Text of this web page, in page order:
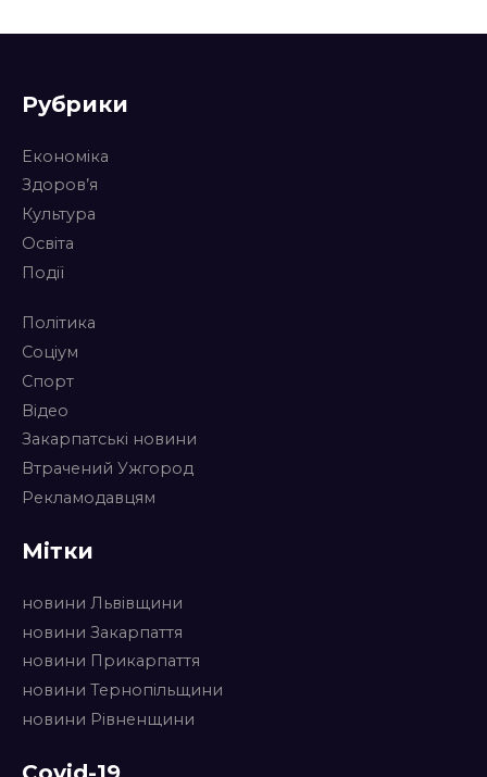
Рубрики
Економіка
Здоров’я
Культура
Освіта
Події
Політика
Соціум
Спорт
Відео
Закарпатські новини
Втрачений Ужгород
Рекламодавцям
Мітки
новини Львівщини
новини Закарпаття
новини Прикарпаття
новини Тернопільщини
новини Рівненщини